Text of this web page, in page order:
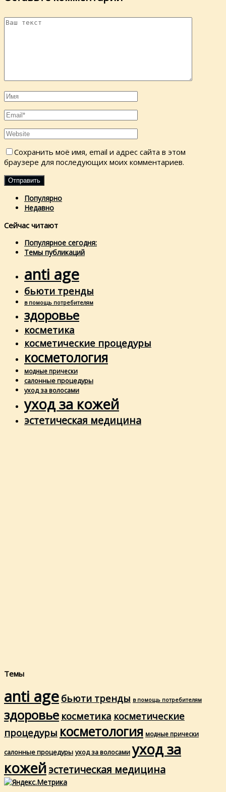
Сохранить моё имя, email и адрес сайта в этом
браузере для последующих моих комментариев.
Популярно
Недавно
Сейчас читают
Популярное сегодня:
Темы публикаций
anti age
бьюти тренды
в помощь потребителям
здоровье
косметика
косметические процедуры
косметология
модные прически
салонные процедуры
уход за волосами
уход за кожей
эстетическая медицина
Темы
anti age бьюти тренды в помощь потребителям
здоровье косметика косметические
процедуры косметология модные прически
салонные процедуры уход за волосами уход за
кожейэстетическая медицина